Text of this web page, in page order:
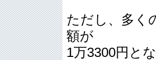
ただし、多く
額が
1万3300円と